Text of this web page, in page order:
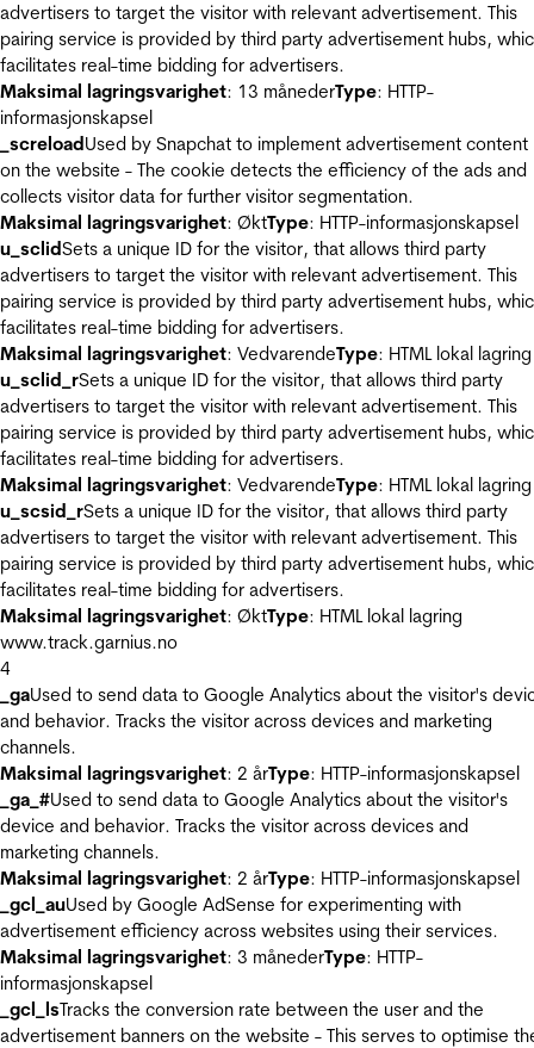
advertisers to target the visitor with relevant advertisement. This
pairing service is provided by third party advertisement hubs,
facilitates real-time bidding for advertisers.
Maksimal lagringsvarighet: 13 månederType: HTTP-
informasjonskapsel
_screloadUsed by Snapchat to implement advertisement content
on the website - The cookie detects the efficiency of the ads and
collects visitor data for further visitor segmentation.
Maksimal lagringsvarighet: ØktType: HTTP-informasjonskapsel
u_sclidSets a unique ID for the visitor, that allows third party
advertisers to target the visitor with relevant advertisement. This
pairing service is provided by third party advertisement hubs,
facilitates real-time bidding for advertisers.
Maksimal lagringsvarighet: VedvarendeType: HTML lokal lagring
u_sclid_rSets a unique ID for the visitor, that allows third party
advertisers to target the visitor with relevant advertisement. This
pairing service is provided by third party advertisement hubs,
facilitates real-time bidding for advertisers.
Maksimal lagringsvarighet: VedvarendeType: HTML lokal lagring
u_scsid_rSets a unique ID for the visitor, that allows third party
advertisers to target the visitor with relevant advertisement. This
pairing service is provided by third party advertisement hubs,
facilitates real-time bidding for advertisers.
Maksimal lagringsvarighet: ØktType: HTML lokal lagring
www.track.garnius.no
4
_gaUsed to send data to Google Analytics about the visitor's
and behavior. Tracks the visitor across devices and marketing
channels.
Maksimal lagringsvarighet: 2 årType: HTTP-informasjonskapsel
_ga_#Used to send data to Google Analytics about the visitor's
device and behavior. Tracks the visitor across devices and
marketing channels.
Maksimal lagringsvarighet: 2 årType: HTTP-informasjonskapsel
_gcl_auUsed by Google AdSense for experimenting with
advertisement efficiency across websites using their services.
Maksimal lagringsvarighet: 3 månederType: HTTP-
informasjonskapsel
_gcl_lsTracks the conversion rate between the user and the
advertisement banners on the website - This serves to optimise